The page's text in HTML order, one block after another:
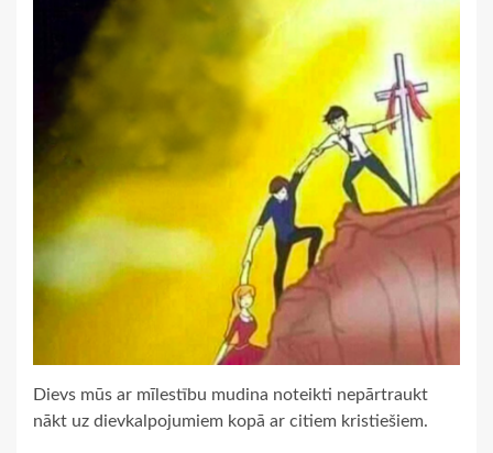
Dievs mūs ar mīlestību mudina noteikti nepārtraukt
nākt uz dievkalpojumiem kopā ar citiem kristiešiem.